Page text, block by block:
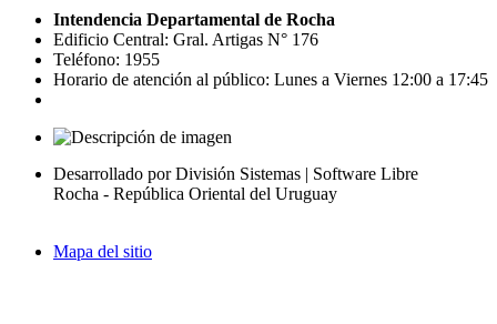
Intendencia Departamental de Rocha
Edificio Central: Gral. Artigas N° 176
Teléfono: 1955
Horario de atención al público: Lunes a Viernes 12:00 a 17:45
Desarrollado por División Sistemas | Software Libre
Rocha - República Oriental del Uruguay
Mapa del sitio